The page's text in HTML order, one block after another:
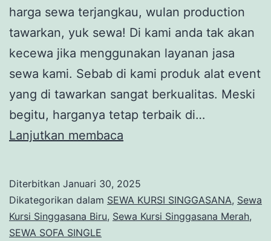
harga sewa terjangkau, wulan production
tawarkan, yuk sewa! Di kami anda tak akan
kecewa jika menggunakan layanan jasa
sewa kami. Sebab di kami produk alat event
yang di tawarkan sangat berkualitas. Meski
begitu, harganya tetap terbaik di…
Lanjutkan membaca
Singgasana
Merah
Diterbitkan Januari 30, 2025
Dikategorikan dalam SEWA KURSI SINGGASANA, Sewa
Kursi Singgasana Biru, Sewa Kursi Singgasana Merah,
SEWA SOFA SINGLE